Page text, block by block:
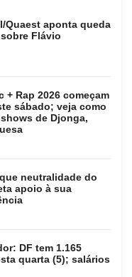
Quaest aponta queda
Flávio
+ Rap 2026 começam
sábado; veja como
de Djonga,
neutralidade do
apoio à sua
DF tem 1.165
quarta (5); salários